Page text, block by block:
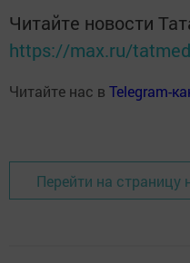
Читайте новости
https://max.ru/
Читайте нас в Telegram-
Перейти на страницу